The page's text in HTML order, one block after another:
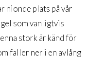
nionde plats på vår
som vanligtvis
stork är känd för
faller ner i en avlång